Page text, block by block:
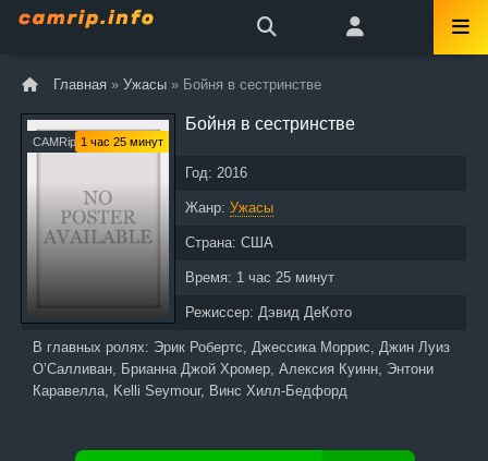
Главная » Ужасы » Бойня в сестринстве
CAMRip 1 час 25 минут
Бойня в сестринстве
Год: 2016
Жанр: Ужасы
Страна: США
Время: 1 час 25 минут
Режиссер: Дэвид ДеКото
В главных ролях: Эрик Робертс, Джессика Моррис, Джин Луиз
О’Салливан, Брианна Джой Хромер, Алексия Куинн, Энтони
Каравелла, Kelli Seymour, Винс Хилл-Бедфорд